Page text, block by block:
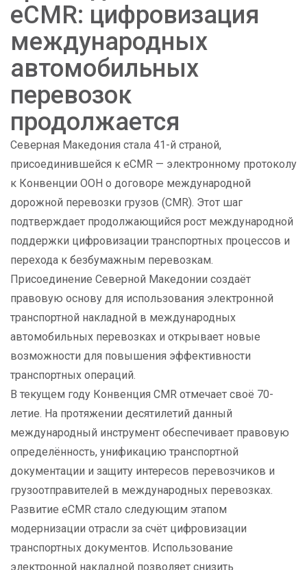
eCMR: цифровизация
международных
автомобильных
перевозок
продолжается
Северная Македония стала 41-й страной,
присоединившейся к eCMR — электронному протоколу
к Конвенции ООН о договоре международной
дорожной перевозки грузов (CMR). Этот шаг
подтверждает продолжающийся рост международной
поддержки цифровизации транспортных процессов и
перехода к безбумажным перевозкам.
Присоединение Северной Македонии создаёт
правовую основу для использования электронной
транспортной накладной в международных
автомобильных перевозках и открывает новые
возможности для повышения эффективности
транспортных операций.
В текущем году Конвенция CMR отмечает своё 70-
летие. На протяжении десятилетий данный
международный инструмент обеспечивает правовую
определённость, унификацию транспортной
документации и защиту интересов перевозчиков и
грузоотправителей в международных перевозках.
Развитие eCMR стало следующим этапом
модернизации отрасли за счёт цифровизации
транспортных документов. Использование
электронной накладной позволяет снизить